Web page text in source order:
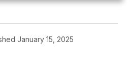
January 15, 2025